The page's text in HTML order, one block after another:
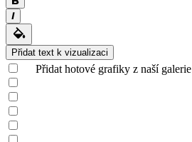
Přidat text k vizualizaci
Přidat hotové grafiky z naší galerie